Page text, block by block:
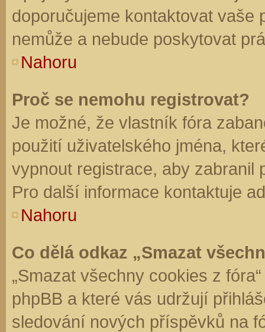
doporučujeme kontaktovat vaše
nemůže a nebude poskytovat
Nahoru
Proč se nemohu registrovat?
Je možné, že vlastník fóra
použití uživatelského jména,
vypnout registrace, aby zabranil
Pro další informace kontaktuje
Nahoru
Co dělá odkaz „Smazat
„Smazat všechny cookies z
phpBB a které vás udržují
sledování nových příspěvků na